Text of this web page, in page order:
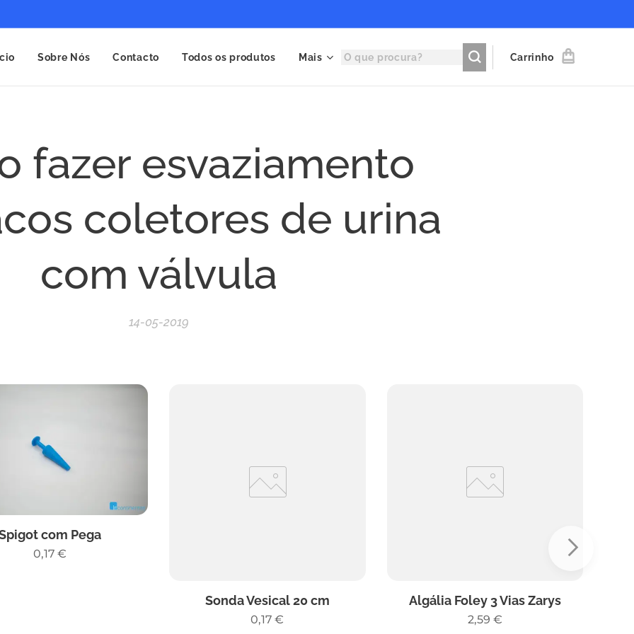
Sobre Nós Contacto Todos os produtos Mais Carrinho
fazer esvaziamento
coletores de urina
com válvula
14-05-2019
com Pega
0,17€
Sonda Vesical 20 cm
0,17 €
Algália Foley 3 Vias Zarys
2,59 €